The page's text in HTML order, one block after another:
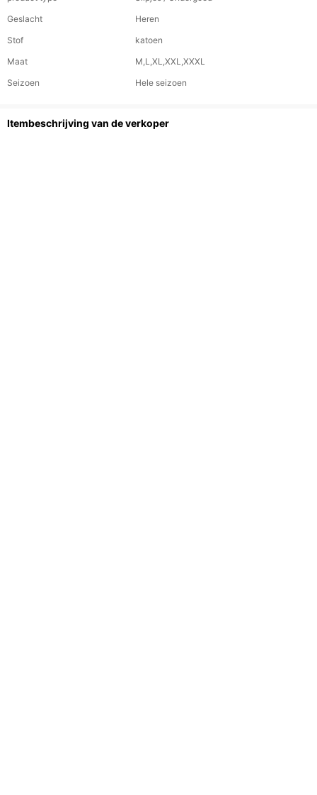
Geslacht
Heren
Stof
katoen
Maat
M,L,XL,XXL,XXXL
Seizoen
Hele seizoen
Itembeschrijving van de verkoper